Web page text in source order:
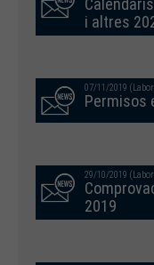
i altres
07/11/2019
Permisos
29/10/2019
2019